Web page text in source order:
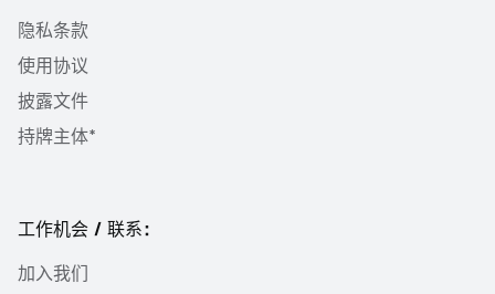
隐私条款
使用协议
披露文件
持牌主体*
工作机会 / 联系：
加入我们